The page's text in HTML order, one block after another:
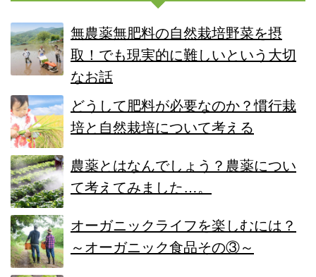
無農薬無肥料の自然栽培野菜を摂
取！でも現実的に難しいという大切
なお話
どうして肥料が必要なのか？慣行栽
培と自然栽培について考える
農薬とはなんでしょう？農薬につい
て考えてみました…。
オーガニックライフを楽しむには？
～オーガニック食品その③～